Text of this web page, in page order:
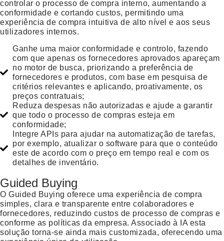
controlar o processo de compra interno, aumentando a
conformidade e cortando custos, permitindo uma
experiência de compra intuitiva de alto nível e aos seus
utilizadores internos.
Ganhe uma maior conformidade e controlo, fazendo
com que apenas os fornecedores aprovados apareçam
no motor de busca, priorizando a preferência de
fornecedores e produtos, com base em pesquisa de
critérios relevantes e aplicando, proativamente, os
preços contratuais;
Reduza despesas não autorizadas e ajude a garantir
que todo o processo de compras esteja em
conformidade;
Integre APIs para ajudar na automatização de tarefas,
por exemplo, atualizar o software para que o conteúdo
este de acordo com o preço em tempo real e com os
detalhes de inventário.
Guided Buying
O Guided Buying oferece uma experiência de compra
simples, clara e transparente entre colaboradores e
fornecedores, reduzindo custos de processo de compras e
conforme as políticas da empresa. Associado à IA esta
solução torna-se ainda mais customizada, oferecendo uma